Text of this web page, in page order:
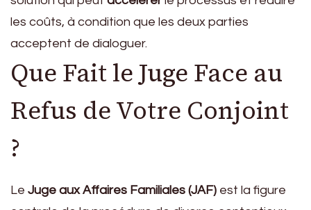
les coûts, à condition que les deux parties
acceptent de dialoguer.
Que Fait le Juge Face au
Refus de Votre Conjoint
?
Le Juge aux Affaires Familiales (JAF) est la figure